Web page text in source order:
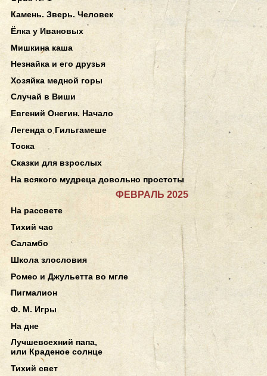
Камень. Зверь. Человек
Ёлка у Ивановых
Мишкина каша
Незнайка и его друзья
Хозяйка медной горы
Случай в Виши
Евгений Онегин. Начало
Легенда о Гильгамеше
Тоска
Сказки для взрослых
На всякого мудреца довольно простоты
ФЕВРАЛЬ 2025
На рассвете
Тихий час
Саламбо
Школа злословия
Ромео и Джульетта во мгле
Пигмалион
Ф. М. Игры
На дне
Лучшевсехний папа,
или Краденое солнце
Тихий свет